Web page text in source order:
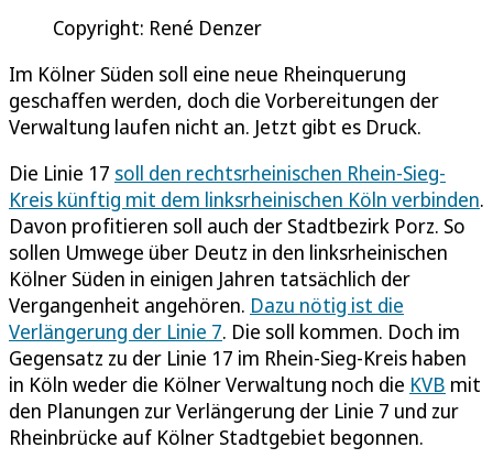
Copyright: René Denzer
Im Kölner Süden soll eine neue Rheinquerung
geschaffen werden, doch die Vorbereitungen der
Verwaltung laufen nicht an. Jetzt gibt es Druck.
Die Linie 17 soll den rechtsrheinischen Rhein-Sieg-
Kreis künftig mit dem linksrheinischen Köln verbinden.
Davon profitieren soll auch der Stadtbezirk Porz. So
sollen Umwege über Deutz in den linksrheinischen
Kölner Süden in einigen Jahren tatsächlich der
Vergangenheit angehören. Dazu nötig ist die
Verlängerung der Linie 7. Die soll kommen. Doch im
Gegensatz zu der Linie 17 im Rhein-Sieg-Kreis haben
in Köln weder die Kölner Verwaltung noch die KVB mit
den Planungen zur Verlängerung der Linie 7 und zur
Rheinbrücke auf Kölner Stadtgebiet begonnen.